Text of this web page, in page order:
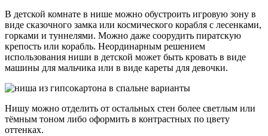
В детской комнате в нише можно обустроить игровую зону в
виде сказочного замка или космического корабля с лесенками,
горками и туннелями. Можно даже соорудить пиратскую
крепость или корабль. Неординарным решением
использования ниши в детской может быть кровать в виде
машины для мальчика или в виде кареты для девочки.
Нишу можно отделить от остальных стен более светлым или
тёмным тоном либо оформить в контрастных по цвету
оттенках.